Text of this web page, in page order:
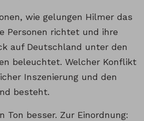
wie gelungen Hilmer das
Personen richtet und ihre
auf Deutschland unter den
beleuchtet. Welcher Konflikt
Inszenierung und den
besteht.
Ton besser. Zur Einordnung: